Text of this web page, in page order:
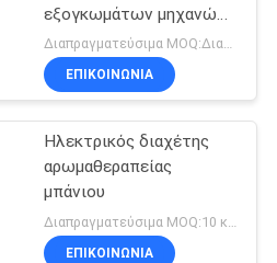
εξογκωμάτων μηχανών
αέρα μυρωδιάς
Διαπραγματεύσιμα MOQ:Διαπραγματεύσιμος
ΕΠΙΚΟΙΝΩΝΊΑ
Ηλεκτρικός διαχέτης
αρωμαθεραπείας
μπάνιου
Διαπραγματεύσιμα MOQ:10 κομμάτια
ΕΠΙΚΟΙΝΩΝΊΑ